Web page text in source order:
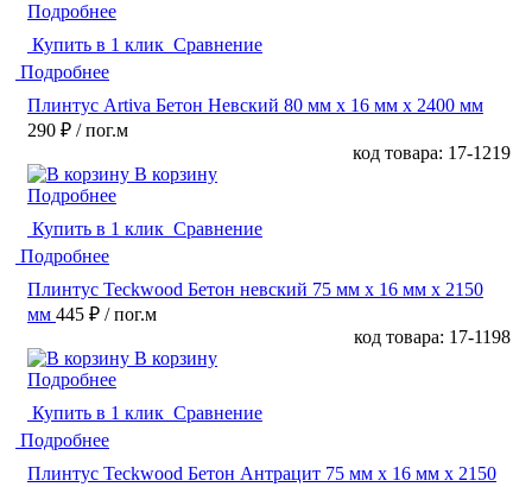
Подробнее
Купить в 1 клик Сравнение
Подробнее
Плинтус Artiva Бетон Невский 80 мм х 16 мм х 2400 мм
290 ₽ / пог.м
код товара: 17-1219
В корзину
Подробнее
Купить в 1 клик Сравнение
Подробнее
Плинтус Teckwood Бетон невский 75 мм х 16 мм х 2150
мм 445 ₽ / пог.м
код товара: 17-1198
В корзину
Подробнее
Купить в 1 клик Сравнение
Подробнее
Плинтус Teckwood Бетон Антрацит 75 мм х 16 мм х 2150